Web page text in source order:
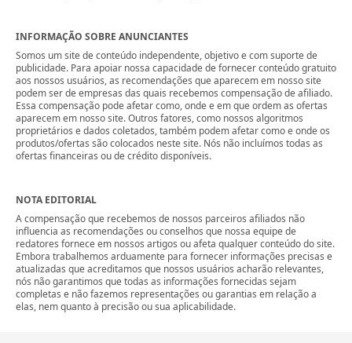
INFORMAÇÃO SOBRE ANUNCIANTES
Somos um site de conteúdo independente, objetivo e com suporte de
publicidade. Para apoiar nossa capacidade de fornecer conteúdo gratuito
aos nossos usuários, as recomendações que aparecem em nosso site
podem ser de empresas das quais recebemos compensação de afiliado.
Essa compensação pode afetar como, onde e em que ordem as ofertas
aparecem em nosso site. Outros fatores, como nossos algoritmos
proprietários e dados coletados, também podem afetar como e onde os
produtos/ofertas são colocados neste site. Nós não incluímos todas as
ofertas financeiras ou de crédito disponíveis.
NOTA EDITORIAL
A compensação que recebemos de nossos parceiros afiliados não
influencia as recomendações ou conselhos que nossa equipe de
redatores fornece em nossos artigos ou afeta qualquer conteúdo do site.
Embora trabalhemos arduamente para fornecer informações precisas e
atualizadas que acreditamos que nossos usuários acharão relevantes,
nós não garantimos que todas as informações fornecidas sejam
completas e não fazemos representações ou garantias em relação a
elas, nem quanto à precisão ou sua aplicabilidade.